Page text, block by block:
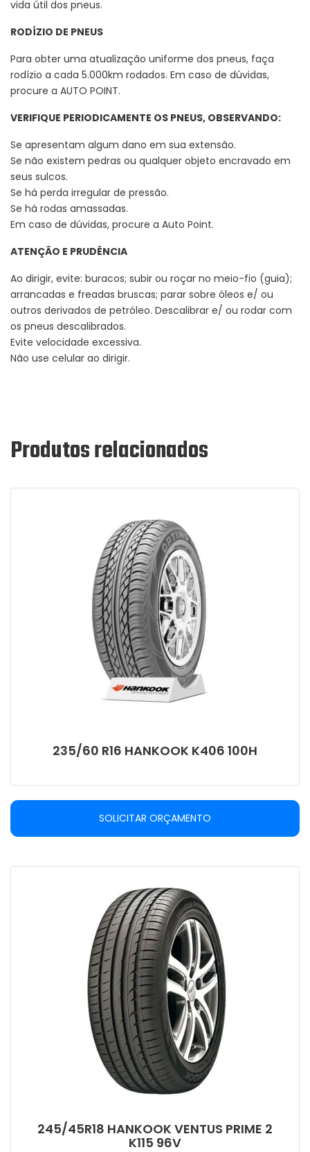
vida útil dos pneus.
RODÍZIO DE PNEUS
Para obter uma atualização uniforme dos pneus, faça
rodízio a cada 5.000km rodados. Em caso de dúvidas,
procure a AUTO POINT.
VERIFIQUE PERIODICAMENTE OS PNEUS, OBSERVANDO:
Se apresentam algum dano em sua extensão.
Se não existem pedras ou qualquer objeto encravado em
seus sulcos.
Se há perda irregular de pressão.
Se há rodas amassadas.
Em caso de dúvidas, procure a Auto Point.
ATENÇÃO E PRUDÊNCIA
Ao dirigir, evite: buracos; subir ou roçar no meio-fio (guia);
arrancadas e freadas bruscas; parar sobre óleos e/ ou
outros derivados de petróleo. Descalibrar e/ ou rodar com
os pneus descalibrados.
Evite velocidade excessiva.
Não use celular ao dirigir.
Produtos relacionados
235/60 R16 HANKOOK K406 100H
SOLICITAR ORÇAMENTO
245/45R18 HANKOOK VENTUS PRIME 2
K115 96V